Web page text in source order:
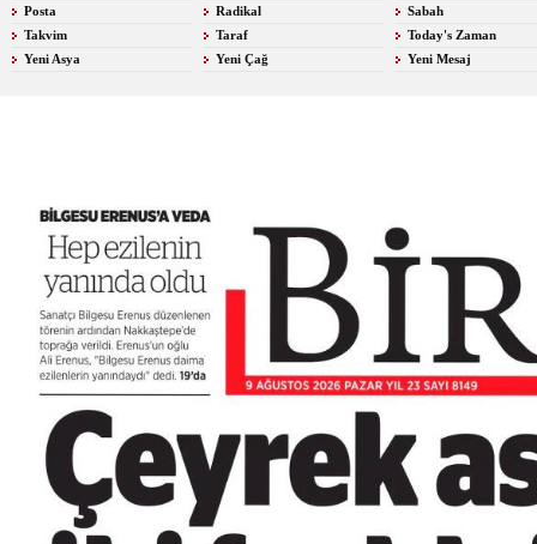
Posta
Radikal
Sabah
Takvim
Taraf
Today's Zaman
Yeni Asya
Yeni Çağ Yeni Mesaj